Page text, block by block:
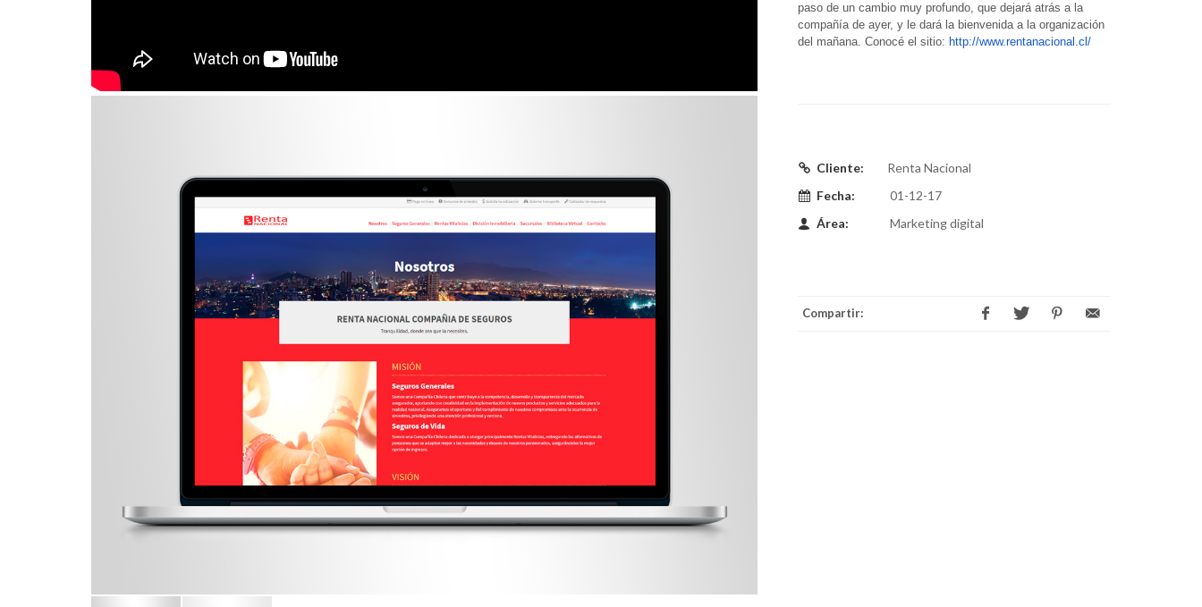
paso de un cambio muy profundo, que dejará atrás a la
compañía de ayer, y le dará la bienvenida a la organización
del mañana.Conocé el sitio: http://www.rentanacional.cl/
Cliente:
Renta Nacional
Fecha:
01-12-17
Área:
Marketing digital
Compartir: